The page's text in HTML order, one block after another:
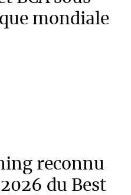
mondiale
reconnu
du Best